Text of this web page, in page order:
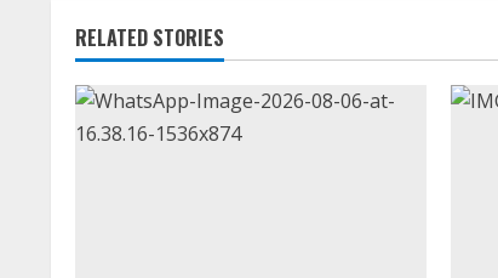
RELATED STORIES